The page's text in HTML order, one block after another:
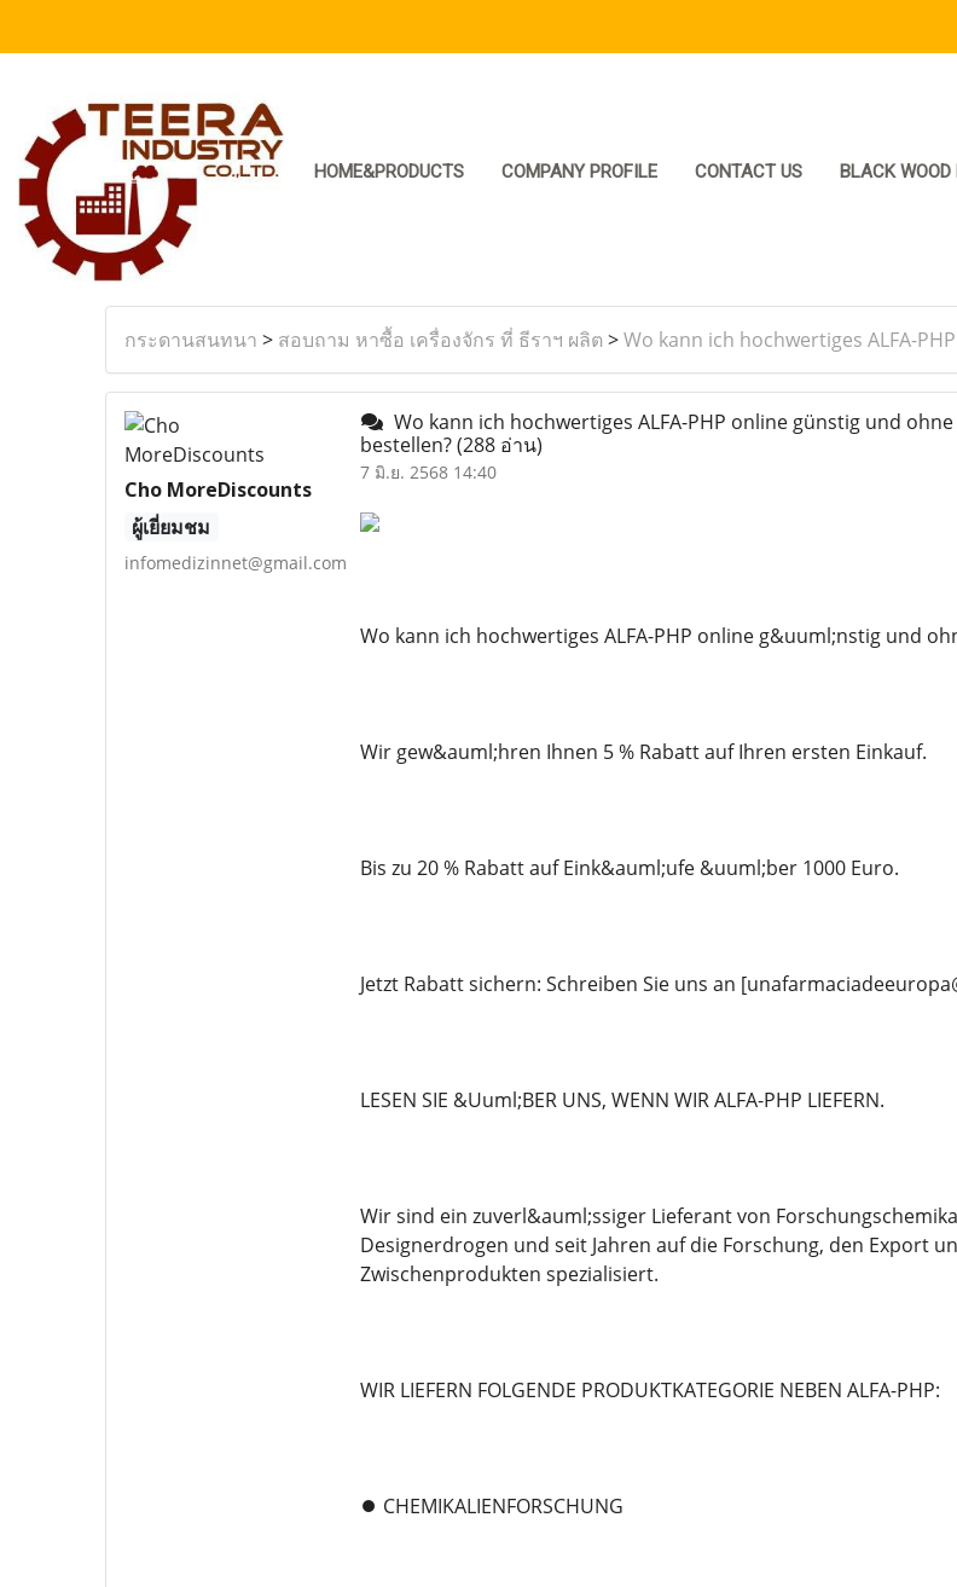
HOME&PRODUCTS COMPANY PROFILE CONTACT US BLACK WOOD
กระดานสนทนา > สอบถาม หาซื้อ เครื่องจักร ที่ ธีราฯ ผลิต >Wo kann ich hochwertiges ALFA-
Cho MoreDiscounts
ผู้เยี่ยมชม
infomedizinnet@gmail.com
Wo kann ich hochwertiges ALFA-PHP online günstig und
bestellen?(288 อ่าน)
7 มิ.ย. 2568 14:40
Wo kann ich hochwertiges ALFA-PHP online g&uuml;nstig und
Wir gew&auml;hren Ihnen 5 % Rabatt auf Ihren ersten Einkauf.
Bis zu 20 % Rabatt auf Eink&auml;ufe &uuml;ber 1000 Euro.
Jetzt Rabatt sichern: Schreiben Sie uns an
LESEN SIE &Uuml;BER UNS, WENN WIR ALFA-PHP LIEFERN.
Wir sind ein zuverl&auml;ssiger Lieferant von
Designerdrogen und seit Jahren auf die Forschung, den Export
Zwischenprodukten spezialisiert.
WIR LIEFERN FOLGENDE PRODUKTKATEGORIE NEBEN ALFA-PHP:
⏺️ CHEMIKALIENFORSCHUNG